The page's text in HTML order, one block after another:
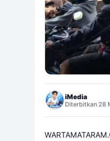
iMedia
Diterbitkan 28